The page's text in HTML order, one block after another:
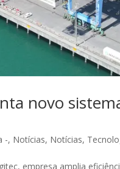
novo
-, Notícias, Notícias,
empresa amplia